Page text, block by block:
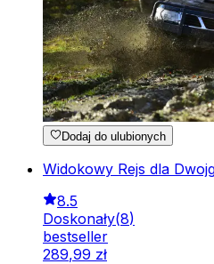
Dodaj do ulubionych
Widokowy Rejs dla
8.5
Doskonały(8)
bestseller
289,99 zł